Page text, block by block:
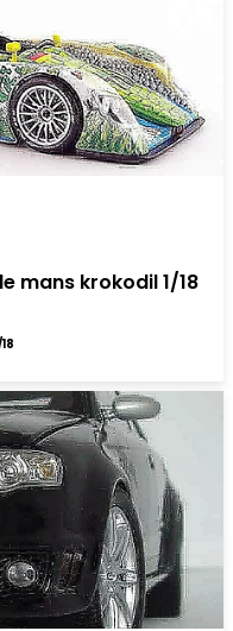
mans krokodil 1/18
18